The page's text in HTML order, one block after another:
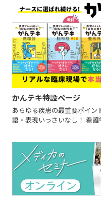
かんテキ特設ページ
あらゆる疾患の最重要ポイン
語・表現いっさいなし！ 看